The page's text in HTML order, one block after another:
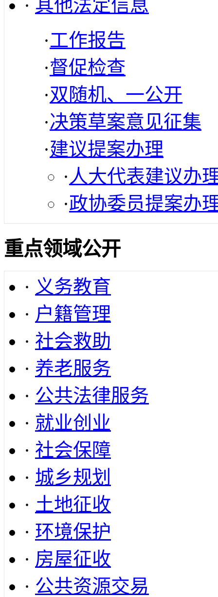
· 其他法定信息
·工作报告
·督促检查
·双随机、一公开
·决策草案意见征集
·建议提案办理
· 人大代表建议办
·政协委员提案办
重点领域公开
· 义务教育
· 户籍管理
· 社会救助
· 养老服务
· 公共法律服务
· 就业创业
· 社会保障
· 城乡规划
· 土地征收
· 环境保护
· 房屋征收
· 公共资源交易